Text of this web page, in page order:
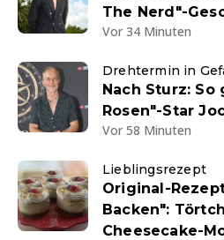
The Nerd"-
Vor 34 Minuten
Drehtermin in
Nach Sturz: So
Rosen"-Star
Vor 58 Minuten
Lieblingsrezept
Original-
Backen":
Cheesecake-